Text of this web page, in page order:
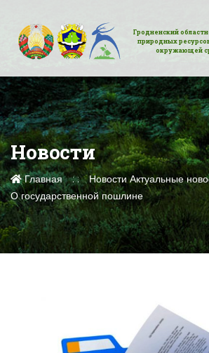
Гродненский
природных
окружающей
Новости
Главная Новости Актуальные
О государственной пошлине